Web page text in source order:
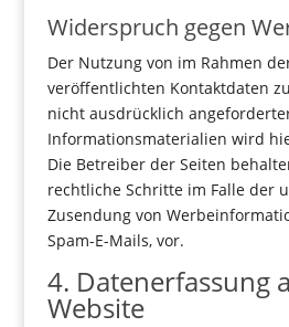
Widerspruch gegen
Der Nutzung von im Rahmen
veröffentlichten Kontaktdaten
nicht ausdrücklich
Informationsmaterialien wird
Die Betreiber der Seiten
rechtliche Schritte im Falle der
Zusendung von
Spam-E-Mails, vor.
4. Datenerfassung
Website